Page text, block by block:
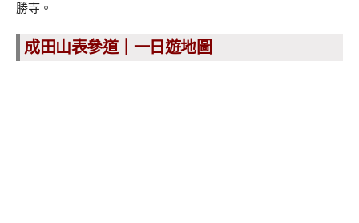
勝寺。
成田山表參道｜一日遊地圖